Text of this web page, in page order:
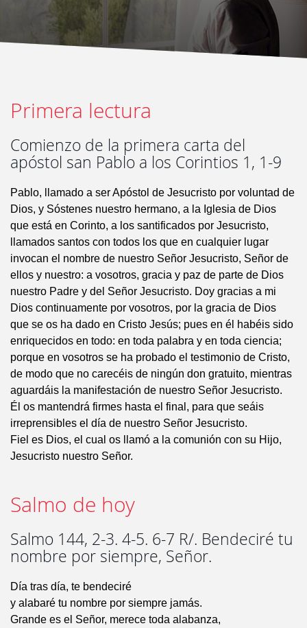
Primera lectura
Comienzo de la primera carta del
apóstol san Pablo a los Corintios 1, 1-9
Pablo, llamado a ser Apóstol de Jesucristo por voluntad de
Dios, y Sóstenes nuestro hermano, a la Iglesia de Dios
que está en Corinto, a los santificados por Jesucristo,
llamados santos con todos los que en cualquier lugar
invocan el nombre de nuestro Señor Jesucristo, Señor de
ellos y nuestro: a vosotros, gracia y paz de parte de Dios
nuestro Padre y del Señor Jesucristo. Doy gracias a mi
Dios continuamente por vosotros, por la gracia de Dios
que se os ha dado en Cristo Jesús; pues en él habéis sido
enriquecidos en todo: en toda palabra y en toda ciencia;
porque en vosotros se ha probado el testimonio de Cristo,
de modo que no carecéis de ningún don gratuito, mientras
aguardáis la manifestación de nuestro Señor Jesucristo.
Él os mantendrá firmes hasta el final, para que seáis
irreprensibles el día de nuestro Señor Jesucristo.
Fiel es Dios, el cual os llamó a la comunión con su Hijo,
Jesucristo nuestro Señor.
Salmo de hoy
Salmo 144, 2-3. 4-5. 6-7 R/. Bendeciré tu
nombre por siempre, Señor.
Día tras día, te bendeciré
y alabaré tu nombre por siempre jamás.
Grande es el Señor, merece toda alabanza,